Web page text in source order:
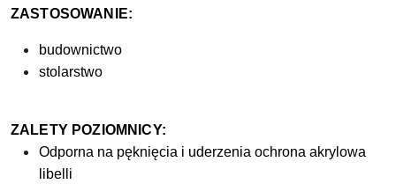
ZASTOSOWANIE:
budownictwo
stolarstwo
ZALETY POZIOMNICY:
Odporna na pęknięcia i uderzenia ochrona akrylowa
libelli